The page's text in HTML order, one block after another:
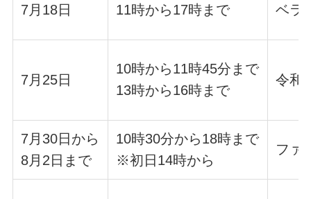
7月18日 11時から17時まで ベラ
7月25日
10時から11時45分まで
13時から16時まで
令和
7月30日から
8月2日まで
10時30分から18時まで
※初日14時から
ファ